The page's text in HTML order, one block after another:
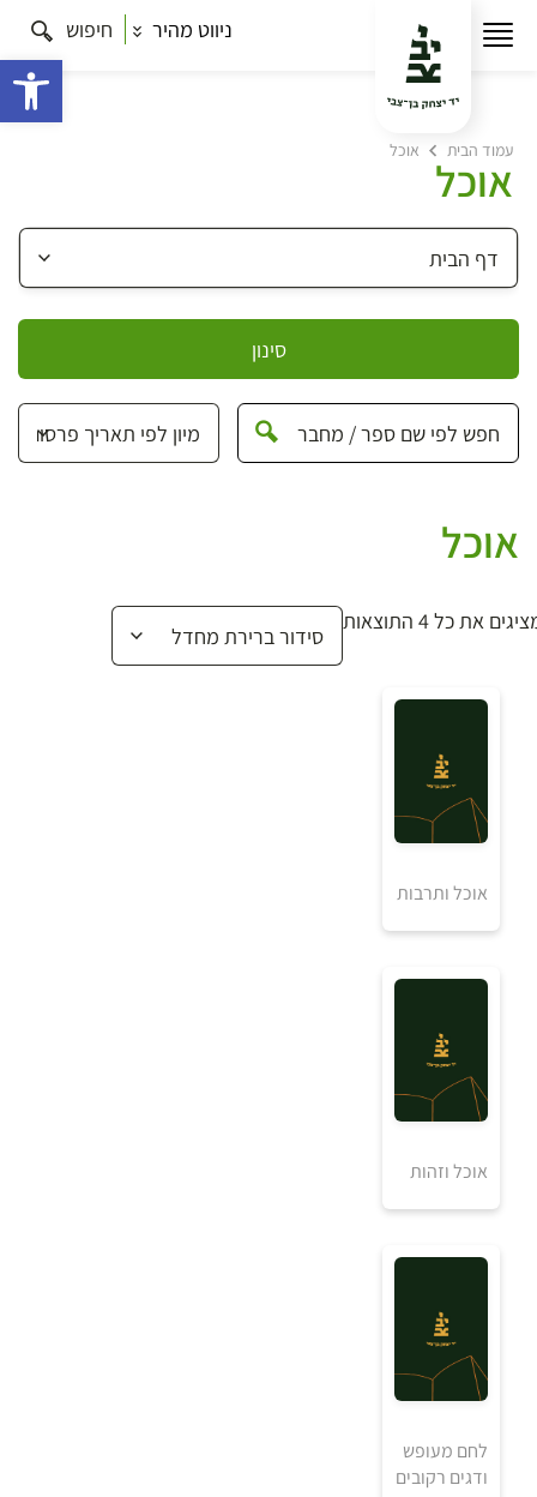
ניווט מהיר חיפוש
עמוד הבית אוכל
אוכל
סינון
אוכל
את כל ⁦4⁩ התוצאות
אוכל ותרבות
אוכל וזהות
₪
לחם מעופש
ודגים רקובים